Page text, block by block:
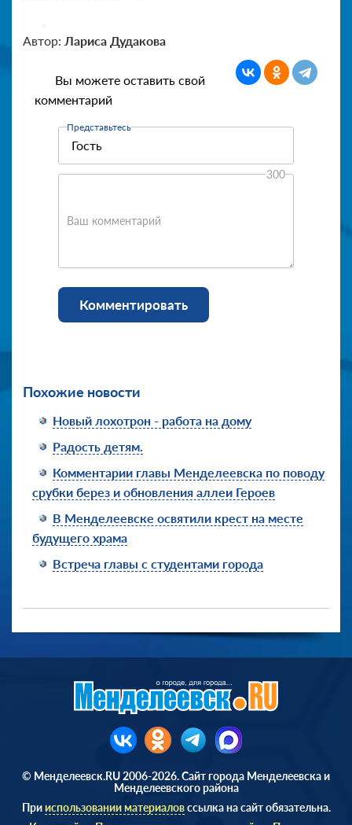
Автор: Лариса Дудакова
Вы можете оставить свой
комментарий
Представьтесь
Ваш комментарий
300
Комментировать
Похожие новости
Новый лохотрон - работа на дому
Радость детям.
Комментарии главы Менделеевска по поводу
срубки берез и обновления аллеи Героев
В Менделеевске освятили крест на месте
будущего храма
Встреча главы с студентами города
© Менделеевск.RU 2006-2026. Сайт города Менделеевска и
Менделеевского района
Прииспользовании материаловссылка на сайт обязательна.